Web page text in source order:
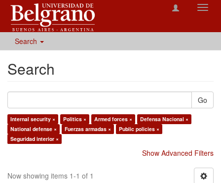
Search
Search
Go
Internal security × Politics × Armed forces ×
Defensa Nacional ×
National defense ×
Fuerzas armadas ×
Public policies ×
Seguridad interior ×
Show Advanced Filters
Now showing items 1-1 of 1